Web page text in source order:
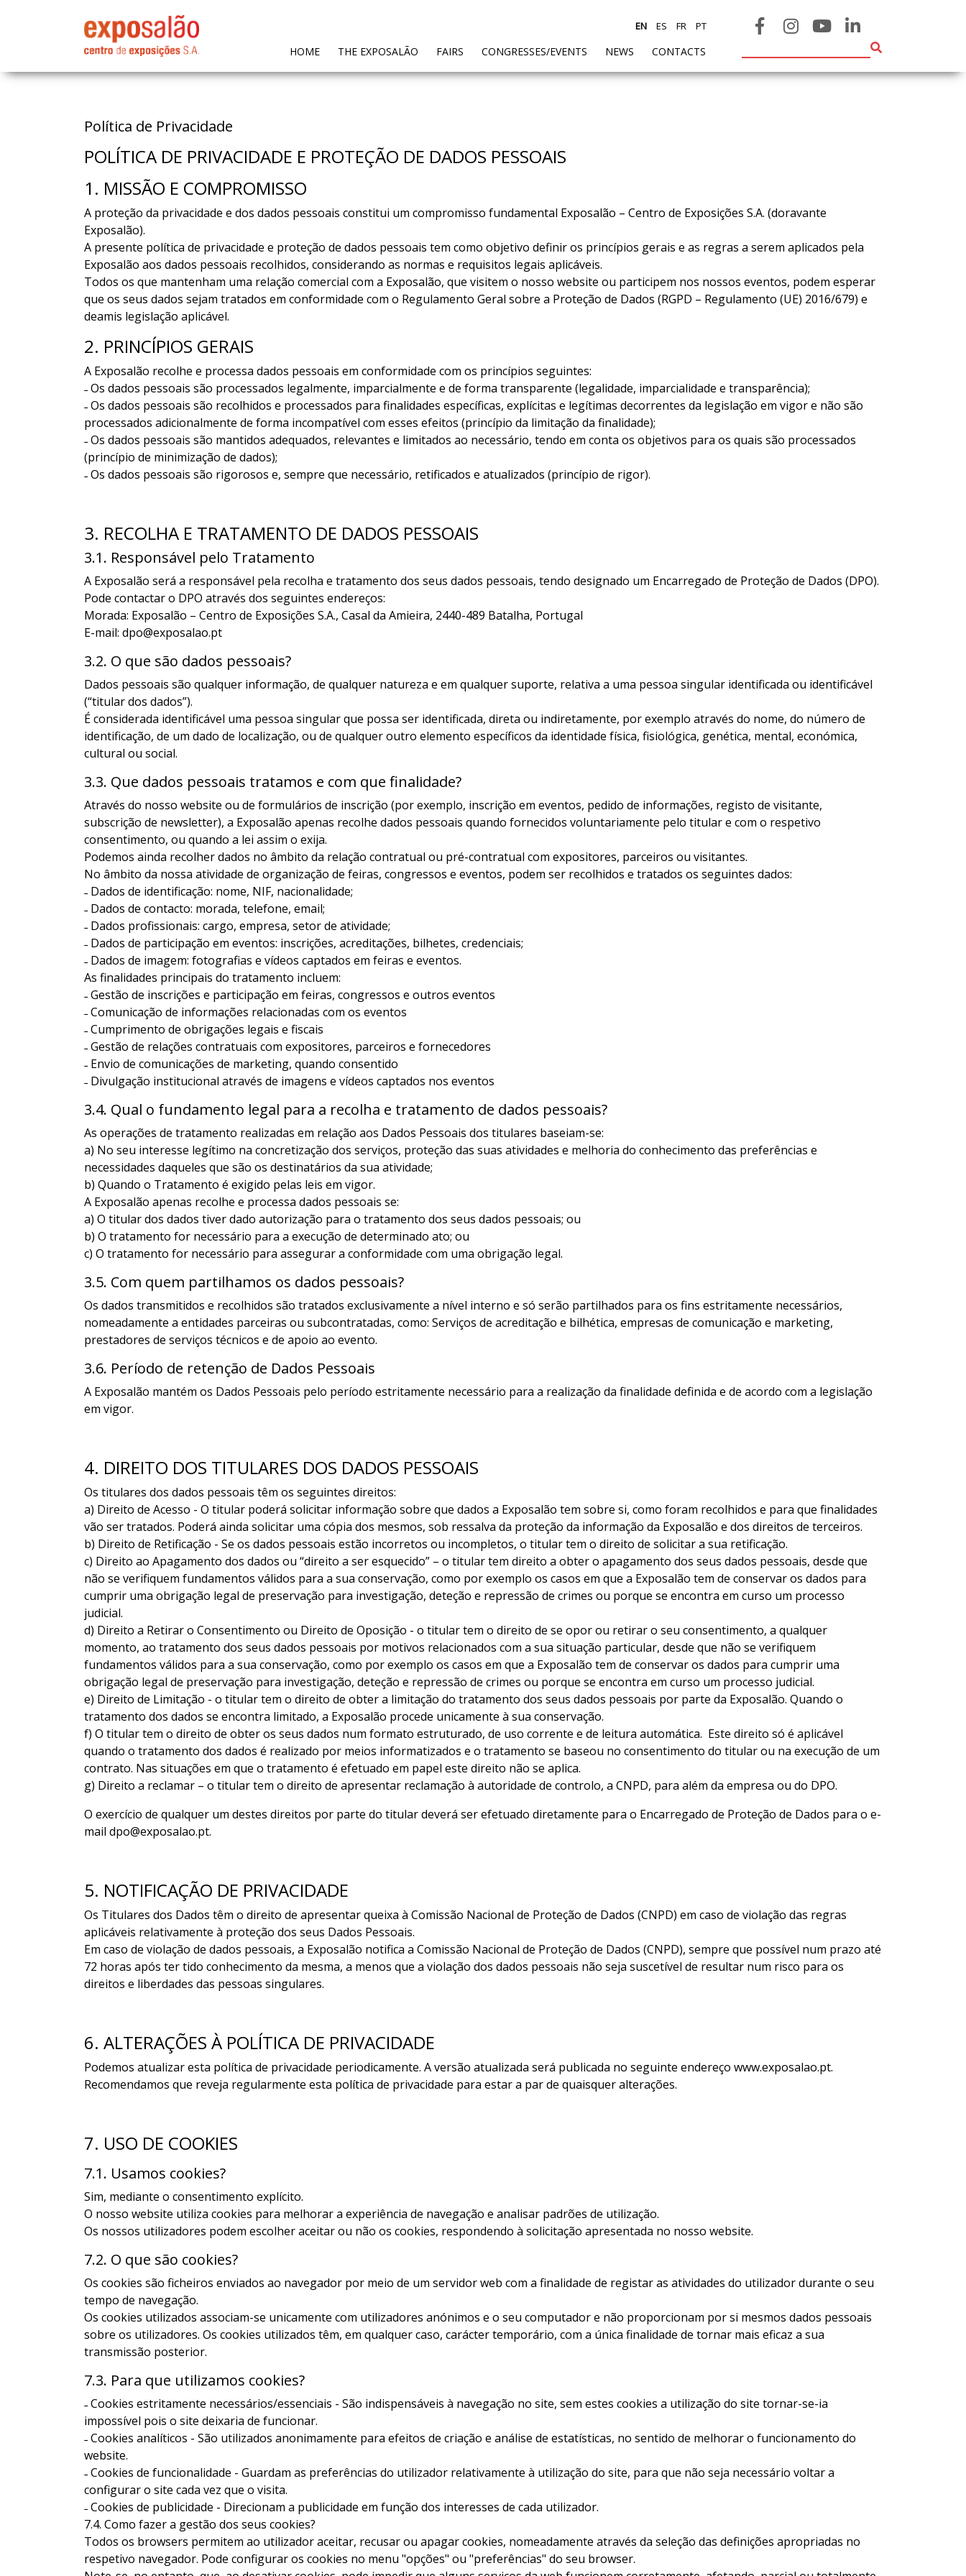
HOME(CURRENT)
THE EXPOSALÃO FAIRS CONGRESSES/EVENTS NEWS CONTACTS
EN ES FR PT
Política de Privacidade
POLÍTICA DE PRIVACIDADE E PROTEÇÃO DE DADOS PESSOAIS
1. MISSÃO E COMPROMISSO
A proteção da privacidade e dos dados pessoais constitui um compromisso fundamental Exposalão – Centro de Exposições S.A. (doravante
Exposalão).
A presente política de privacidade e proteção de dados pessoais tem como objetivo definir os princípios gerais e as regras a serem aplicados pela
Exposalão aos dados pessoais recolhidos, considerando as normas e requisitos legais aplicáveis.
Todos os que mantenham uma relação comercial com a Exposalão, que visitem o nosso website ou participem nos nossos eventos, podem esperar
que os seus dados sejam tratados em conformidade com o Regulamento Geral sobre a Proteção de Dados (RGPD – Regulamento (UE) 2016/679) e
deamis legislação aplicável.
2. PRINCÍPIOS GERAIS
A Exposalão recolhe e processa dados pessoais em conformidade com os princípios seguintes:
˗ Os dados pessoais são processados legalmente, imparcialmente e de forma transparente (legalidade, imparcialidade e transparência);
˗ Os dados pessoais são recolhidos e processados para finalidades específicas, explícitas e legítimas decorrentes da legislação em vigor e não são
processados adicionalmente de forma incompatível com esses efeitos (princípio da limitação da finalidade);
˗ Os dados pessoais são mantidos adequados, relevantes e limitados ao necessário, tendo em conta os objetivos para os quais são processados
(princípio de minimização de dados);
˗ Os dados pessoais são rigorosos e, sempre que necessário, retificados e atualizados (princípio de rigor).
3. RECOLHA E TRATAMENTO DE DADOS PESSOAIS
3.1. Responsável pelo Tratamento
A Exposalão será a responsável pela recolha e tratamento dos seus dados pessoais, tendo designado um Encarregado de Proteção de Dados (DPO).
Pode contactar o DPO através dos seguintes endereços:
Morada: Exposalão – Centro de Exposições S.A., Casal da Amieira, 2440-489 Batalha, Portugal
E-mail: dpo@exposalao.pt
3.2. O que são dados pessoais?
Dados pessoais são qualquer informação, de qualquer natureza e em qualquer suporte, relativa a uma pessoa singular identificada ou identificável
(“titular dos dados”).
É considerada identificável uma pessoa singular que possa ser identificada, direta ou indiretamente, por exemplo através do nome, do número de
identificação, de um dado de localização, ou de qualquer outro elemento específicos da identidade física, fisiológica, genética, mental, económica,
cultural ou social.
3.3. Que dados pessoais tratamos e com que finalidade?
Através do nosso website ou de formulários de inscrição (por exemplo, inscrição em eventos, pedido de informações, registo de visitante,
subscrição de newsletter), a Exposalão apenas recolhe dados pessoais quando fornecidos voluntariamente pelo titular e com o respetivo
consentimento, ou quando a lei assim o exija.
Podemos ainda recolher dados no âmbito da relação contratual ou pré-contratual com expositores, parceiros ou visitantes.
No âmbito da nossa atividade de organização de feiras, congressos e eventos, podem ser recolhidos e tratados os seguintes dados:
˗ Dados de identificação: nome, NIF, nacionalidade;
˗ Dados de contacto: morada, telefone, email;
˗ Dados profissionais: cargo, empresa, setor de atividade;
˗ Dados de participação em eventos: inscrições, acreditações, bilhetes, credenciais;
˗ Dados de imagem: fotografias e vídeos captados em feiras e eventos.
As finalidades principais do tratamento incluem:
˗ Gestão de inscrições e participação em feiras, congressos e outros eventos
˗ Comunicação de informações relacionadas com os eventos
˗ Cumprimento de obrigações legais e fiscais
˗ Gestão de relações contratuais com expositores, parceiros e fornecedores
˗ Envio de comunicações de marketing, quando consentido
˗ Divulgação institucional através de imagens e vídeos captados nos eventos
3.4. Qual o fundamento legal para a recolha e tratamento de dados pessoais?
As operações de tratamento realizadas em relação aos Dados Pessoais dos titulares baseiam-se:
a) No seu interesse legítimo na concretização dos serviços, proteção das suas atividades e melhoria do conhecimento das preferências e
necessidades daqueles que são os destinatários da sua atividade;
b) Quando o Tratamento é exigido pelas leis em vigor.
A Exposalão apenas recolhe e processa dados pessoais se:
a) O titular dos dados tiver dado autorização para o tratamento dos seus dados pessoais; ou
b) O tratamento for necessário para a execução de determinado ato; ou
c) O tratamento for necessário para assegurar a conformidade com uma obrigação legal.
3.5. Com quem partilhamos os dados pessoais?
Os dados transmitidos e recolhidos são tratados exclusivamente a nível interno e só serão partilhados para os fins estritamente necessários,
nomeadamente a entidades parceiras ou subcontratadas, como: Serviços de acreditação e bilhética, empresas de comunicação e marketing,
prestadores de serviços técnicos e de apoio ao evento.
3.6. Período de retenção de Dados Pessoais
A Exposalão mantém os Dados Pessoais pelo período estritamente necessário para a realização da finalidade definida e de acordo com a legislação
em vigor.
4. DIREITO DOS TITULARES DOS DADOS PESSOAIS
Os titulares dos dados pessoais têm os seguintes direitos:
a) Direito de Acesso - O titular poderá solicitar informação sobre que dados a Exposalão tem sobre si, como foram recolhidos e para que finalidades
vão ser tratados. Poderá ainda solicitar uma cópia dos mesmos, sob ressalva da proteção da informação da Exposalão e dos direitos de terceiros.
b) Direito de Retificação - Se os dados pessoais estão incorretos ou incompletos, o titular tem o direito de solicitar a sua retificação.
c) Direito ao Apagamento dos dados ou “direito a ser esquecido” – o titular tem direito a obter o apagamento dos seus dados pessoais, desde que
não se verifiquem fundamentos válidos para a sua conservação, como por exemplo os casos em que a Exposalão tem de conservar os dados para
cumprir uma obrigação legal de preservação para investigação, deteção e repressão de crimes ou porque se encontra em curso um processo
judicial.
d) Direito a Retirar o Consentimento ou Direito de Oposição - o titular tem o direito de se opor ou retirar o seu consentimento, a qualquer
momento, ao tratamento dos seus dados pessoais por motivos relacionados com a sua situação particular, desde que não se verifiquem
fundamentos válidos para a sua conservação, como por exemplo os casos em que a Exposalão tem de conservar os dados para cumprir uma
obrigação legal de preservação para investigação, deteção e repressão de crimes ou porque se encontra em curso um processo judicial.
e) Direito de Limitação - o titular tem o direito de obter a limitação do tratamento dos seus dados pessoais por parte da Exposalão. Quando o
tratamento dos dados se encontra limitado, a Exposalão procede unicamente à sua conservação.
f) O titular tem o direito de obter os seus dados num formato estruturado, de uso corrente e de leitura automática. Este direito só é aplicável
quando o tratamento dos dados é realizado por meios informatizados e o tratamento se baseou no consentimento do titular ou na execução de um
contrato. Nas situações em que o tratamento é efetuado em papel este direito não se aplica.
g) Direito a reclamar – o titular tem o direito de apresentar reclamação à autoridade de controlo, a CNPD, para além da empresa ou do DPO.
O exercício de qualquer um destes direitos por parte do titular deverá ser efetuado diretamente para o Encarregado de Proteção de Dados para o e-
mail dpo@exposalao.pt.
5. NOTIFICAÇÃO DE PRIVACIDADE
Os Titulares dos Dados têm o direito de apresentar queixa à Comissão Nacional de Proteção de Dados (CNPD) em caso de violação das regras
aplicáveis relativamente à proteção dos seus Dados Pessoais.
Em caso de violação de dados pessoais, a Exposalão notifica a Comissão Nacional de Proteção de Dados (CNPD), sempre que possível num prazo até
72 horas após ter tido conhecimento da mesma, a menos que a violação dos dados pessoais não seja suscetível de resultar num risco para os
direitos e liberdades das pessoas singulares.
6. ALTERAÇÕES À POLÍTICA DE PRIVACIDADE
Podemos atualizar esta política de privacidade periodicamente. A versão atualizada será publicada no seguinte endereço www.exposalao.pt.
Recomendamos que reveja regularmente esta política de privacidade para estar a par de quaisquer alterações.
7. USO DE COOKIES
7.1. Usamos cookies?
Sim, mediante o consentimento explícito.
O nosso website utiliza cookies para melhorar a experiência de navegação e analisar padrões de utilização.
Os nossos utilizadores podem escolher aceitar ou não os cookies, respondendo à solicitação apresentada no nosso website.
7.2. O que são cookies?
Os cookies são ficheiros enviados ao navegador por meio de um servidor web com a finalidade de registar as atividades do utilizador durante o seu
tempo de navegação.
Os cookies utilizados associam-se unicamente com utilizadores anónimos e o seu computador e não proporcionam por si mesmos dados pessoais
sobre os utilizadores. Os cookies utilizados têm, em qualquer caso, carácter temporário, com a única finalidade de tornar mais eficaz a sua
transmissão posterior.
7.3. Para que utilizamos cookies?
˗ Cookies estritamente necessários/essenciais - São indispensáveis à navegação no site, sem estes cookies a utilização do site tornar-se-ia
impossível pois o site deixaria de funcionar.
˗ Cookies analíticos - São utilizados anonimamente para efeitos de criação e análise de estatísticas, no sentido de melhorar o funcionamento do
website.
˗ Cookies de funcionalidade - Guardam as preferências do utilizador relativamente à utilização do site, para que não seja necessário voltar a
configurar o site cada vez que o visita.
˗ Cookies de publicidade - Direcionam a publicidade em função dos interesses de cada utilizador.
7.4. Como fazer a gestão dos seus cookies?
Todos os browsers permitem ao utilizador aceitar, recusar ou apagar cookies, nomeadamente através da seleção das definições apropriadas no
respetivo navegador. Pode configurar os cookies no menu "opções" ou "preferências" do seu browser.